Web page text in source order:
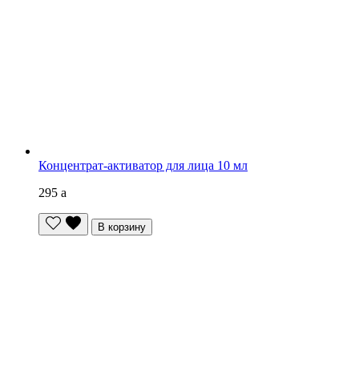
Концентрат-активатор для лица 10 мл
295 a
В корзину